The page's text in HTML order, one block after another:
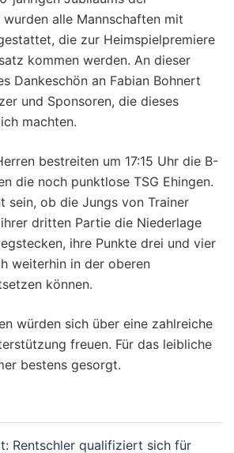
alle Mannschaften mit
die zur Heimspielpremiere
kommen werden. An dieser
Dankeschön an Fabian Bohnert
und Sponsoren, die dieses
machten.
bestreiten um 17:15 Uhr die B-
die noch punktlose TSG Ehingen.
sein, ob die Jungs von Trainer
dritten Partie die Niederlage
ihre Punkte drei und vier
weiterhin in der oberen
können.
würden sich über eine zahlreiche
freuen. Für das leibliche
bestens gesorgt.
Rentschler qualifiziert sich für